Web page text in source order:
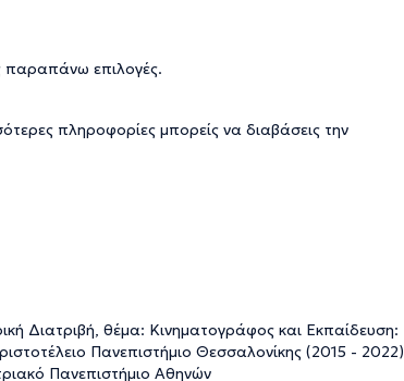
παραπάνω επιλογές.
πληροφορίες μπορείς να διαβάσεις την
Διατριβή, θέμα: Κινηματογράφος και Εκπαίδευση:
Πανεπιστήμιο Θεσσαλονίκης (2015 - 2022)
Πανεπιστήμιο Αθηνών